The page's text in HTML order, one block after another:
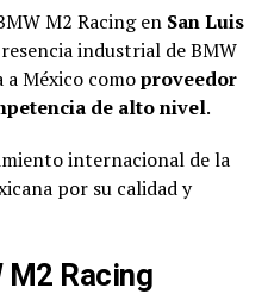
M2 Racing en San Luis
industrial de BMW
a México comoproveedor
de alto nivel.
internacional de la
por su calidad y
M2 Racing